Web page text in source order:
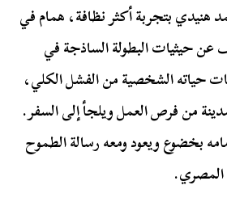
هنيدي بتجربة أكثر نظافة، همام في
عن حيثيات البطولة الساذجة في
حياته الشخصية من الفشل الكلي،
من فرص العمل ويلجأ إلى السفر.
بخضوع ويعود ومعه رسالة الطموح
المصري.